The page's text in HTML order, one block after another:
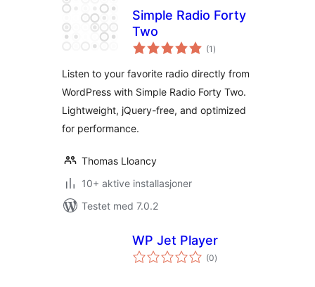
Simple Radio Forty
Two
(1 totale
vurderinger
)
Listen to your favorite radio directly from
WordPress with Simple Radio Forty Two.
Lightweight, jQuery-free, and optimized
for performance.
Thomas Lloancy
10+ aktive installasjoner
Testet med 7.0.2
WP Jet Player
(0totale
vurderinger
)